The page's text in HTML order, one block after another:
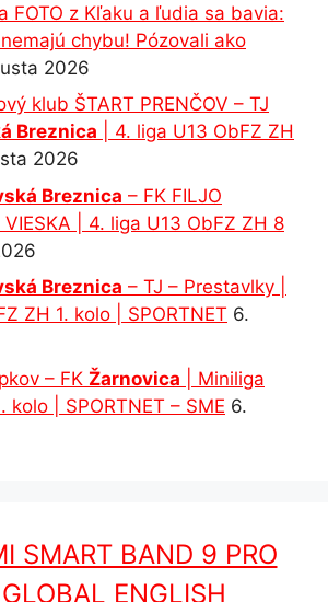
FOTO z Kľaku a ľudia sa bavia:
chybu! Pózovali ako
2026
klub ŠTART PRENČOV – TJ
Breznica | 4. liga U13 ObFZ ZH
2026
Breznica – FK FILJO
VIESKA | 4. liga U13 ObFZ ZH 8
Breznica – TJ – Prestavlky |
ZH 1. kolo | SPORTNET 6.
– FK Žarnovica | Miniliga
kolo | SPORTNET – SME 6.
SMART BAND 9 PRO
ENGLISH